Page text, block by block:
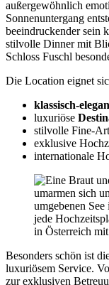
außergewöhnlich
Sonnenuntergang
beeindruckender sein
stilvolle Dinner mit
Schloss Fuschl
Die Location eignet
klassisch-
luxuriöse
stilvolle Fine-
exklusive
internationale
Besonders schön ist
luxuriösem Service.
zur exklusiven